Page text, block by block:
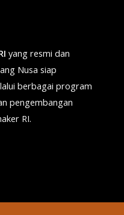
yang resmi dan
Nusa siap
berbagai program
pengembangan
RI.